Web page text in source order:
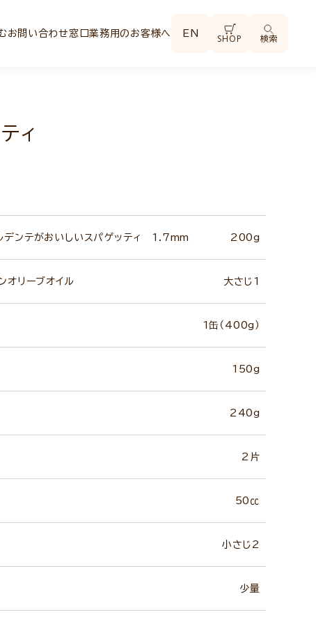
お問い合わせ窓口業務用のお客様へ EN SHOP 検索
ィ
デンテがおいしいスパゲッティ 1.7mm 200g
リーブオイル 大さじ1
1缶（400g）
150g
240g
2片
50㏄
小さじ2
少量